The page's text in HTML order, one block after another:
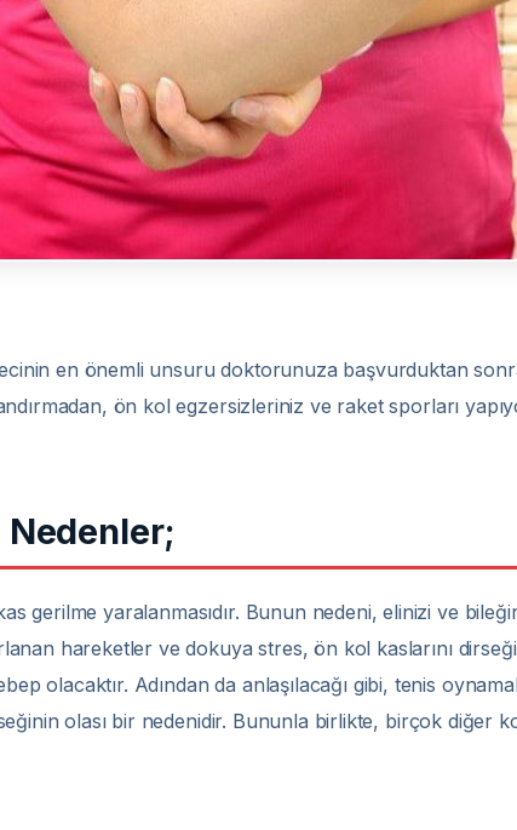
en önemli unsuru doktorunuza başvurduktan
ön kol egzersizleriniz ve raket sporları
Nedenler;
gerilme yaralanmasıdır. Bunun nedeni, elinizi ve
hareketler ve dokuya stres, ön kol kaslarını
olacaktır. Adından da anlaşılacağı gibi, tenis
olası bir nedenidir. Bununla birlikte, birçok diğer